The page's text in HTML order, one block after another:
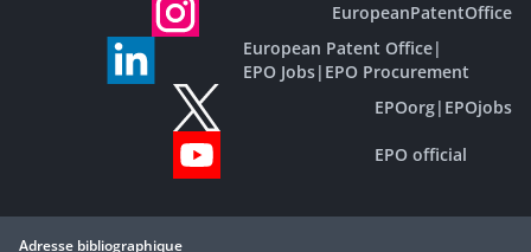
EuropeanPatentOffice
European Patent Office|
EPO Jobs| EPO Procurement
EPOorg| EPOjobs
EPO official
Adresse bibliographique